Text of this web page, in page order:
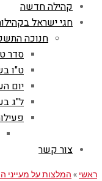
קהילה חדשה
חגי ישראל
חנוכה
סדר
ט"ו
יום
ל"ג
צור קשר
ראשי » המלצות על מעייני